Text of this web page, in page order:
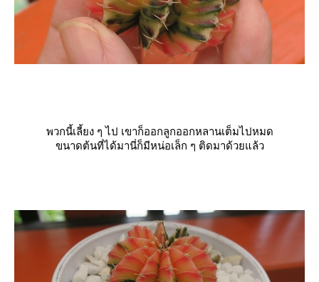
พวกนี้เลี้ยง ๆ ไป เขาก็ออกลูกออกหลานเต็มไปหมด
ขนาดต้นที่ได้มานี่ก็มีหน่อเล็ก ๆ ติดมาด้วยแล้ว